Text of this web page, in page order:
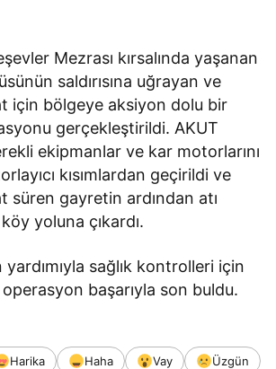
Mezrası kırsalında yaşanan
saldırısına uğrayan ve
için bölgeye aksiyon dolu bir
gerçekleştirildi. AKUT
ekipmanlar ve kar motorlarını
kısımlardan geçirildi ve
süren gayretin ardından atı
yoluna çıkardı.
yardımıyla sağlık kontrolleri için
başarıyla son buldu.
Harika Haha Vay
Üzgün